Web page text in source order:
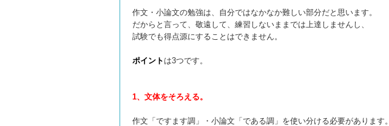
作文・小論文の勉強は、自分ではなかなか難しい部分だと思います。
だからと言って、敬遠して、練習しないままでは上達しませんし、
試験でも得点源にすることはできません。
ポイント は3つです。
1、文体をそろえる。
作文「ですます調」・小論文「である調」を使い分ける必要があります。